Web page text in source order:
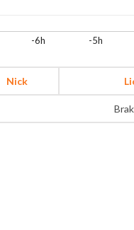
-6h -5h
Nick